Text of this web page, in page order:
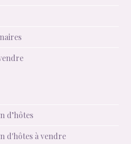
d’hôtes
d'hôtes à vendre